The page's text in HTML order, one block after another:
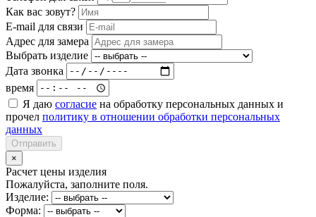
Как вас зовут?
E-mail для связи
Адрес для замера
Выбрать изделие
Дата звонка
время
Я даю согласие на обработку персональных данных и
прочел политику в отношении обработки персональных
данных
Отправить
×
Расчет цены изделия
Пожалуйста, заполните поля.
Изделие:
Форма: